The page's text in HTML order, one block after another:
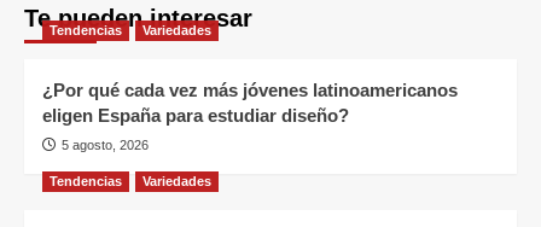
Te pueden interesar
Tendencias Variedades
¿Por qué cada vez más jóvenes latinoamericanos
eligen España para estudiar diseño?
5 agosto, 2026
Tendencias Variedades